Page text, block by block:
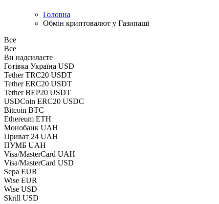
Головна
Обмін криптовалют у Газипаші
Все
Все
Ви надсилаєте
Готівка Україна USD
Tether TRC20 USDT
Tether ERC20 USDT
Tether BEP20 USDT
USDCoin ERC20 USDC
Bitcoin BTC
Ethereum ETH
Монобанк UAH
Приват 24 UAH
ПУМБ UAH
Visa/MasterCard UAH
Visa/MasterCard USD
Sepa EUR
Wise EUR
Wise USD
Skrill USD